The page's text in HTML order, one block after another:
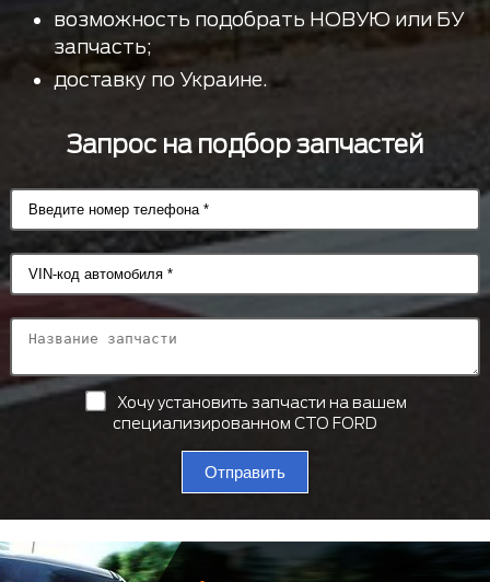
возможность подобрать НОВУЮ или БУ
запчасть;
доставку по Украине.
Запрос на подбор запчастей
Хочу установить запчасти на вашем
специализированном СТО FORD
Отправить